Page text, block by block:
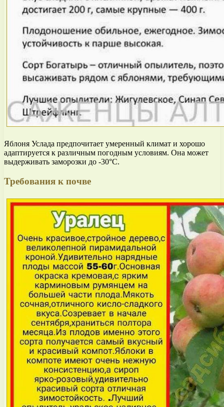
Яблоня Услада предпочитает умеренный климат и хорошо
адаптируется к различным погодным условиям. Она может
выдерживать заморозки до -30°C.
Требования к почве